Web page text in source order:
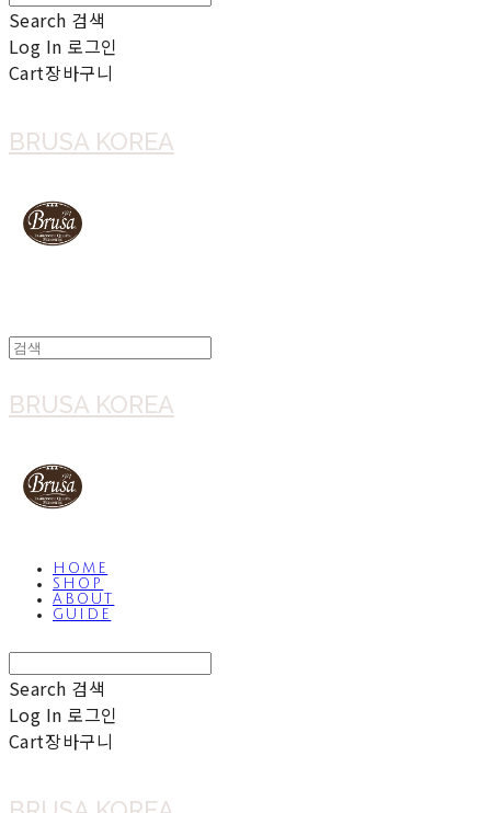
Search 검색
Log In 로그인
Cart장바구니
BRUSA KOREA
BRUSA KOREA
HOME
SHOP
ABOUT
GUIDE
Search 검색
Log In 로그인
Cart장바구니